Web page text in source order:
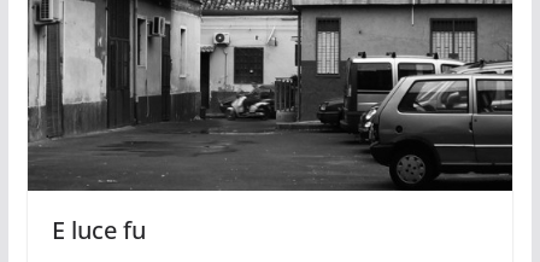
E luce fu